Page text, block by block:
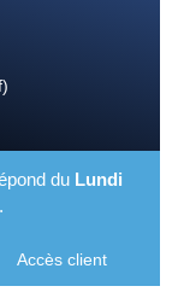
du Lundi
.
Accès client